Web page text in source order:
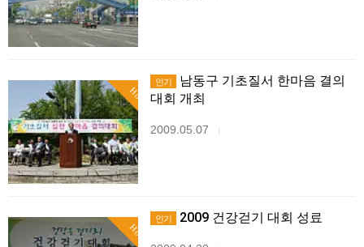
Hot
인기
남동구 기초질서 한마음 결의
대회 개최
2009.05.07 |
Hot
인기 2009 건강걷기 대회 성료